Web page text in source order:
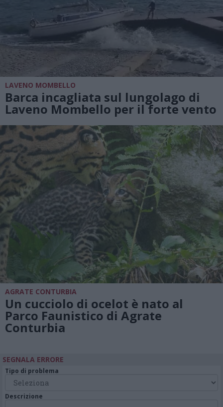
LAVENO MOMBELLO
Barca incagliata sul lungolago di
Laveno Mombello per il forte vento
AGRATE CONTURBIA
Un cucciolo di ocelot è nato al
Parco Faunistico di Agrate
Conturbia
SEGNALA ERRORE
Tipo di problema
Descrizione